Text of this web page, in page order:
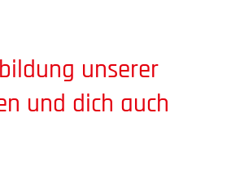
unserer
und dich auch